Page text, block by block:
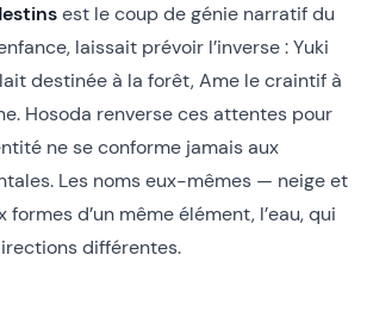
est le coup de génie narratif du
laissait prévoir l’inverse : Yuki
destinée à la forêt, Ame le craintif à
Hosoda renverse ces attentes pour
ne se conforme jamais aux
Les noms eux-mêmes — neige et
d’un même élément, l’eau, qui
différentes.